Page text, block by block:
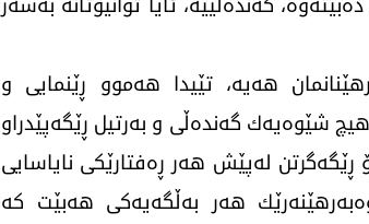
هەیە، تێیدا هەموو ڕێنمایی و
هیچ شێوەیەك گەندەڵی و بەرتیل ڕێگەپێدراو
لەپێش هەر ڕەفتارێكی نایاسایی
هەر بەڵگەیەكی هەبێت كە